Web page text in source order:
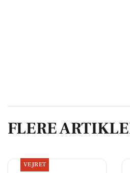
FLERE
VEJRET